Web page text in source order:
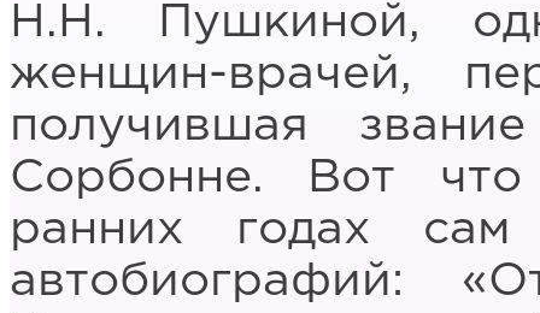
Н.Н. Пушкиной,
женщин-врачей,
получившая
Сорбонне. Вот
ранних годах
автобиографий: